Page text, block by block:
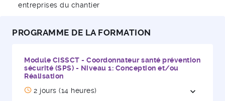
entreprises du chantier
PROGRAMME DE LA FORMATION
Module CISSCT - Coordonnateur santé prévention
sécurité (SPS) - Niveau 1: Conception et/ou
Réalisation
2 jours (14 heures)
expand_more